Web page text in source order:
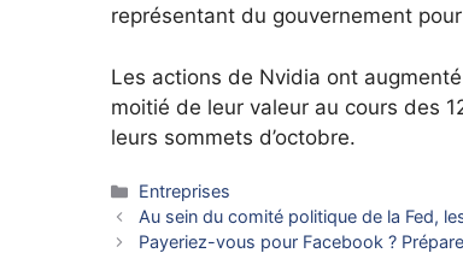
représentant du gouvernement
Les actions de Nvidia ont
moitié de leur valeur au cours des
leurs sommets d’octobre.
Catégories
Entreprises
Au sein du comité politique de la Fed,
Payeriez-vous pour Facebook ?